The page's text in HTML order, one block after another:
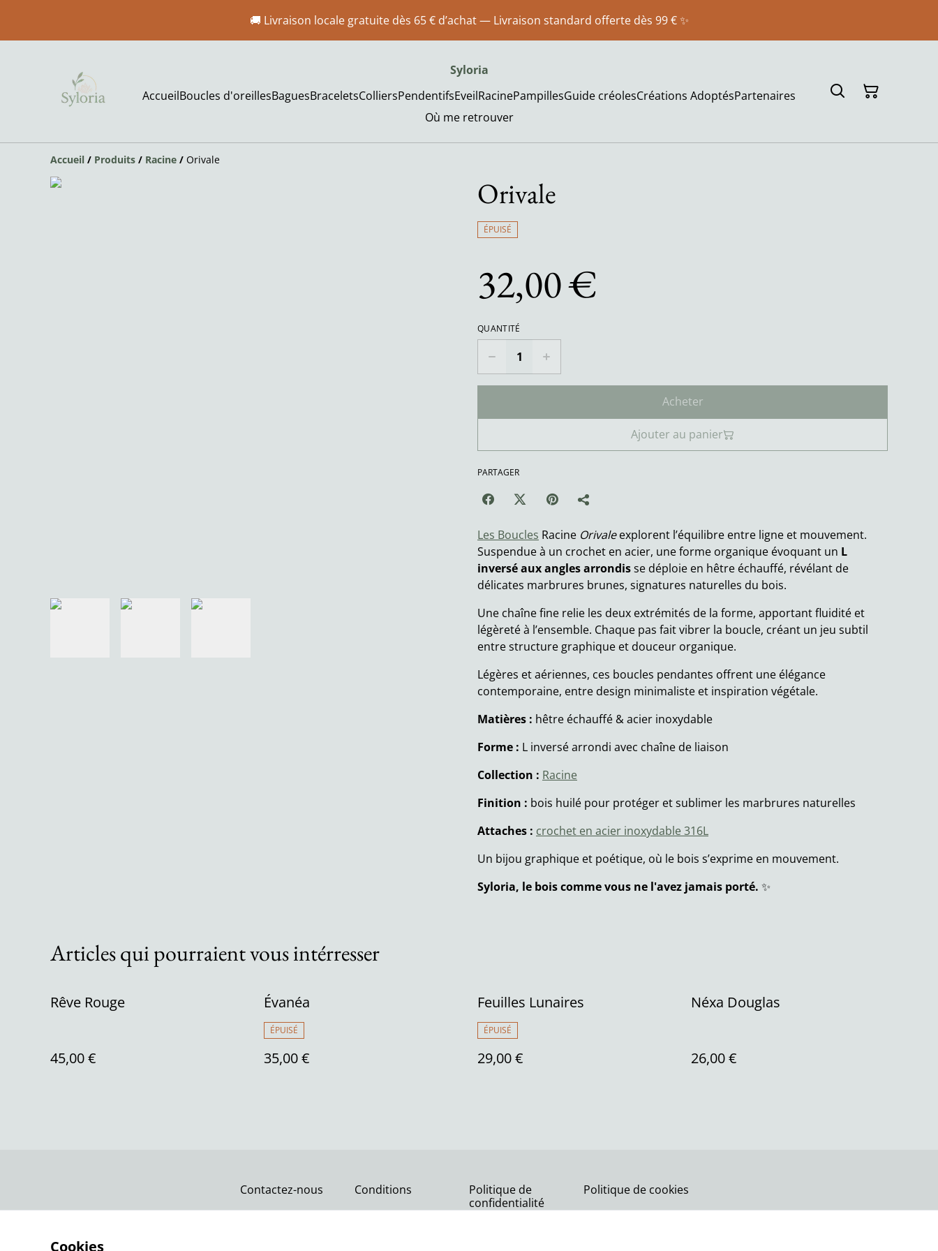
🚚 Livraison locale gratuite dès 65 € d’achat — Livraison standard offerte dès 99 € ✨
Syloria
AccueilBoucles d'oreillesBaguesBraceletsColliersPendentifsEveilRacinePampillesGuide créolesCréations AdoptésPartenaires
Où me retrouver
Accueil / Produits / Racine / Orivale
Orivale
ÉPUISÉ
32,00 €
QUANTITÉ
Acheter
Ajouter au panier
PARTAGER
Les Boucles Racine Orivaleexplorent l’équilibre entre ligne et mouvement.
Suspendue à un crochet en acier, une forme organique évoquant un L
inversé aux angles arrondisse déploie en hêtre échauffé, révélant de
délicates marbrures brunes, signatures naturelles du bois.
Une chaîne fine relie les deux extrémités de la forme, apportant fluidité et
légèreté à l’ensemble. Chaque pas fait vibrer la boucle, créant un jeu subtil
entre structure graphique et douceur organique.
Légères et aériennes, ces boucles pendantes offrent une élégance
contemporaine, entre design minimaliste et inspiration végétale.
Matières : hêtre échauffé & acier inoxydable
Forme : L inversé arrondi avec chaîne de liaison
Collection : Racine
Finition : bois huilé pour protéger et sublimer les marbrures naturelles
Attaches : crochet en acier inoxydable 316L
Un bijou graphique et poétique, où le bois s’exprime en mouvement.
Syloria, le bois comme vous ne l'avez jamais porté. ✨
Articles qui pourraient vous intérresser
Rêve Rouge
45,00 €
Évanéa
ÉPUISÉ
35,00 €
Feuilles Lunaires
ÉPUISÉ
29,00 €
Néxa Douglas
26,00 €
Contactez-nous Conditions
Politique de
confidentialité
Politique de cookies
Cookies